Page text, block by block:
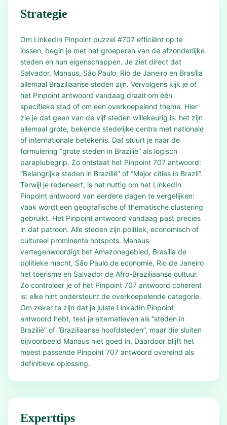
Strategie
Om LinkedIn Pinpoint puzzel #707 efficiënt op te
lossen, begin je met het groeperen van de afzonderlijke
steden en hun eigenschappen. Je ziet direct dat
Salvador, Manaus, São Paulo, Rio de Janeiro en Brasília
allemaal Braziliaanse steden zijn. Vervolgens kijk je of
het Pinpoint antwoord vandaag draait om één
specifieke stad of om een overkoepelend thema. Hier
zie je dat geen van de vijf steden willekeurig is: het zijn
allemaal grote, bekende stedelijke centra met nationale
of internationale betekenis. Dat stuurt je naar de
formulering “grote steden in Brazilië” als logisch
paraplubegrip. Zo ontstaat het Pinpoint 707 antwoord:
“Belangrijke steden in Brazilië” of “Major cities in Brazil”.
Terwijl je redeneert, is het nuttig om het LinkedIn
Pinpoint antwoord van eerdere dagen te vergelijken:
vaak wordt een geografische of thematische clustering
gebruikt. Het Pinpoint antwoord vandaag past precies
in dat patroon. Alle steden zijn politiek, economisch of
cultureel prominente hotspots. Manaus
vertegenwoordigt het Amazonegebied, Brasília de
politieke macht, São Paulo de economie, Rio de Janeiro
het toerisme en Salvador de Afro-Braziliaanse cultuur.
Zo controleer je of het Pinpoint 707 antwoord coherent
is: elke hint ondersteunt de overkoepelende categorie.
Om zeker te zijn dat je juiste LinkedIn Pinpoint
antwoord hebt, test je alternatieven als “steden in
Brazilië” of “Braziliaanse hoofdsteden”, maar die sluiten
bijvoorbeeld Manaus niet goed in. Daardoor blijft het
meest passende Pinpoint 707 antwoord overeind als
definitieve oplossing.
Experttips